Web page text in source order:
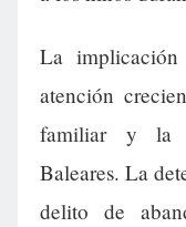
La
atención
familiar y la
Baleares. La
delito de